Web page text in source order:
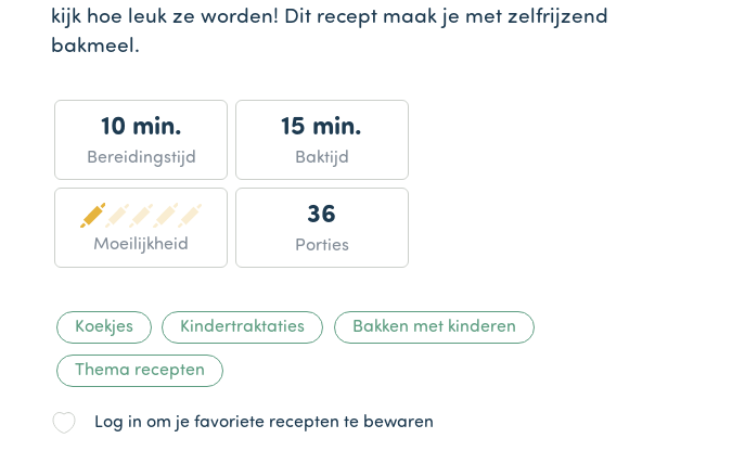
kijk hoe leuk ze worden! Dit recept maak je met zelfrijzend
bakmeel.
10 min.
Bereidingstijd
15 min.
Baktijd
Moeilijkheid
36
Porties
Koekjes Kindertraktaties Bakken met kinderen
Thema recepten
Log in om je favoriete recepten te bewaren